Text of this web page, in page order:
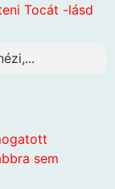
Tocát -lásd
sem